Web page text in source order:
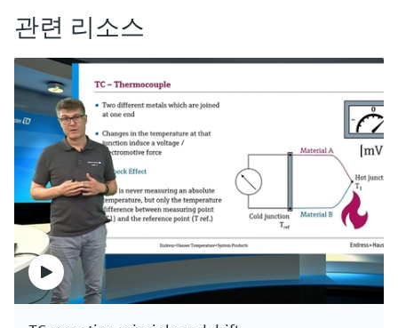
을 제공합니다. 엔드레스하우저.
관련 리소스